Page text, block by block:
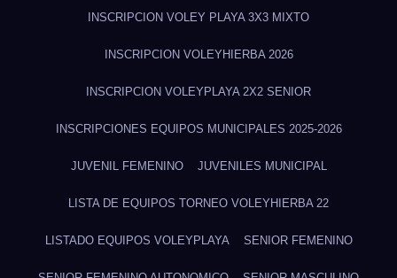
INSCRIPCION VOLEY PLAYA 3X3 MIXTO
INSCRIPCION VOLEYHIERBA 2026
INSCRIPCION VOLEYPLAYA 2X2 SENIOR
INSCRIPCIONES EQUIPOS MUNICIPALES 2025-2026
JUVENIL FEMENINO JUVENILES MUNICIPAL
LISTA DE EQUIPOS TORNEO VOLEYHIERBA 22
LISTADO EQUIPOS VOLEYPLAYA SENIOR FEMENINO